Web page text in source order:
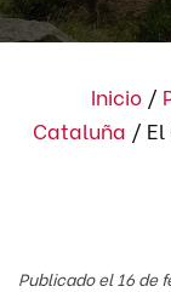
Inicio /
Cataluña /
Publicado el 16 de